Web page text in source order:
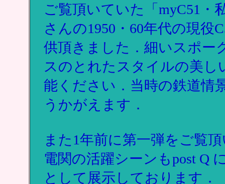
ご覧頂いていた「myC51・
さんの1950・60年代の現役
供頂きました．細いスポー
スのとれたスタイルの美し
能ください．当時の鉄道情
うかがえます．
また1年前に第一弾をご覧
電関の活躍シーンもpost Q
として展示しております．